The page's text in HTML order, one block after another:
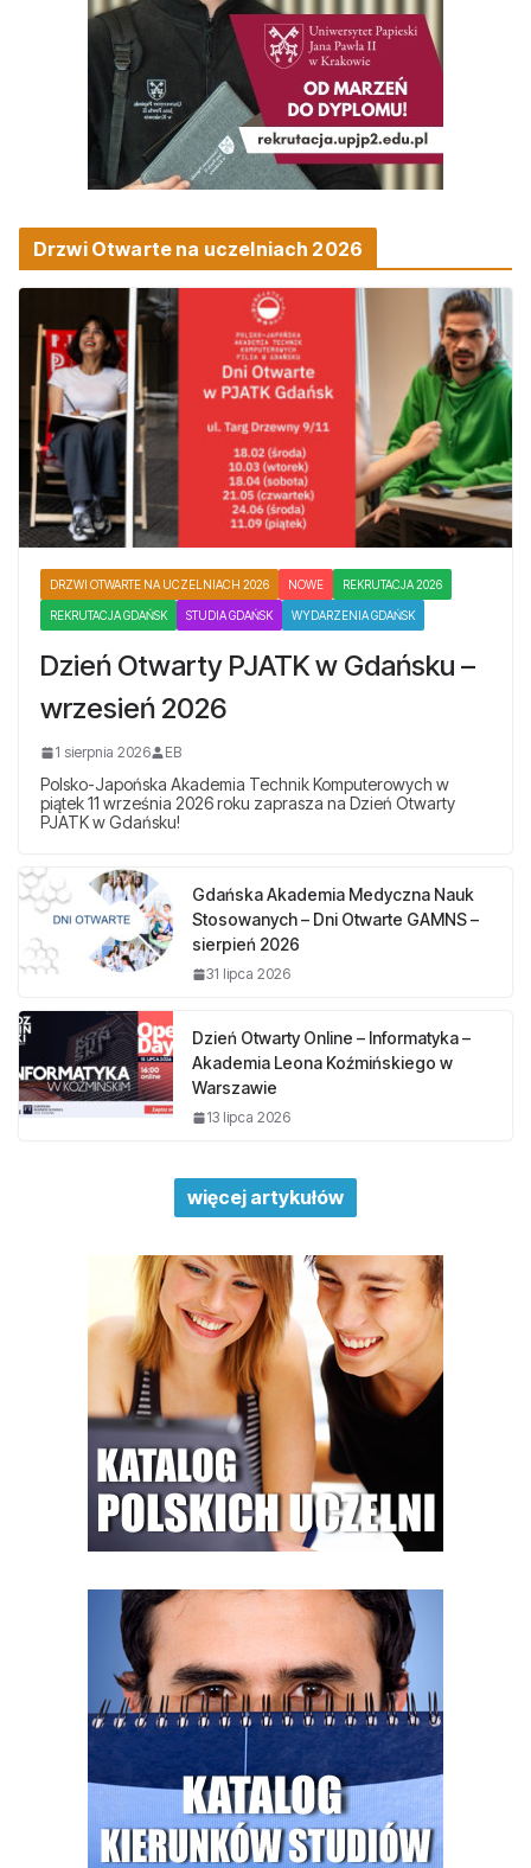
Drzwi Otwarte na uczelniach 2026
DRZWI OTWARTE NA UCZELNIACH 2026 NOWE REKRUTACJA 2026
REKRUTACJA GDAŃSK STUDIA GDAŃSK WYDARZENIA GDAŃSK
Dzień Otwarty PJATK w Gdańsku –
wrzesień 2026
1 sierpnia 2026 EB
Polsko-Japońska Akademia Technik Komputerowych w
piątek 11 września 2026 roku zaprasza na Dzień Otwarty
PJATK w Gdańsku!
Gdańska Akademia Medyczna Nauk
Stosowanych – Dni Otwarte GAMNS –
sierpień 2026
31 lipca 2026
Dzień Otwarty Online – Informatyka –
Akademia Leona Koźmińskiego w
Warszawie
13 lipca 2026
więcej artykułów